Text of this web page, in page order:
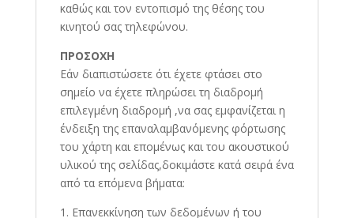
καθώς και τον εντοπισμό της θέσης του
κινητού σας τηλεφώνου.
ΠΡΟΣΟΧΗ
Εάν διαπιστώσετε ότι έχετε φτάσει στο
σημείο να έχετε πληρώσει τη διαδρομή
επιλεγμένη διαδρομή ,να σας εμφανίζεται η
ένδειξη της επαναλαμβανόμενης φόρτωσης
του χάρτη και επομένως και του ακουστικού
υλικού της σελίδας,δοκιμάστε κατά σειρά ένα
από τα επόμενα βήματα:
1. Επανεκκίνηση των δεδομένων ή του